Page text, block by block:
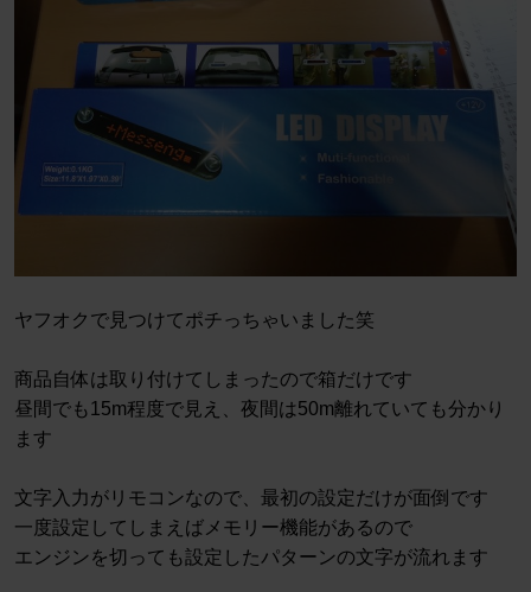
ヤフオクで見つけてポチっちゃいました笑
商品自体は取り付けてしまったので箱だけです
昼間でも15m程度で見え、夜間は50m離れていても分かり
ます
文字入力がリモコンなので、最初の設定だけが面倒です
一度設定してしまえばメモリー機能があるので
エンジンを切っても設定したパターンの文字が流れます